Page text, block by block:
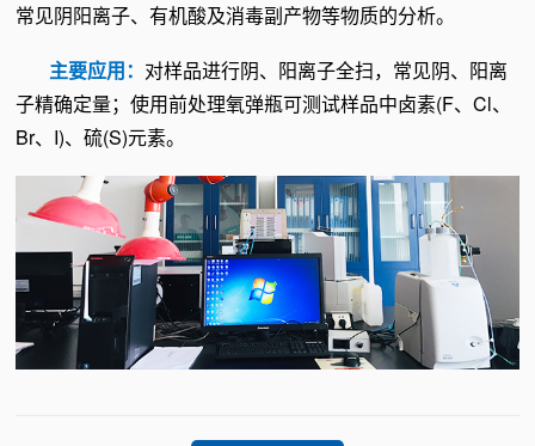
常见阴阳离子、有机酸及消毒副产物等物质的分析。
主要应用： 对样品进行阴、阳离子全扫，常见阴、阳离
子精确定量；使用前处理氧弹瓶可测试样品中卤素(F、Cl、
Br、I)、硫(S)元素。